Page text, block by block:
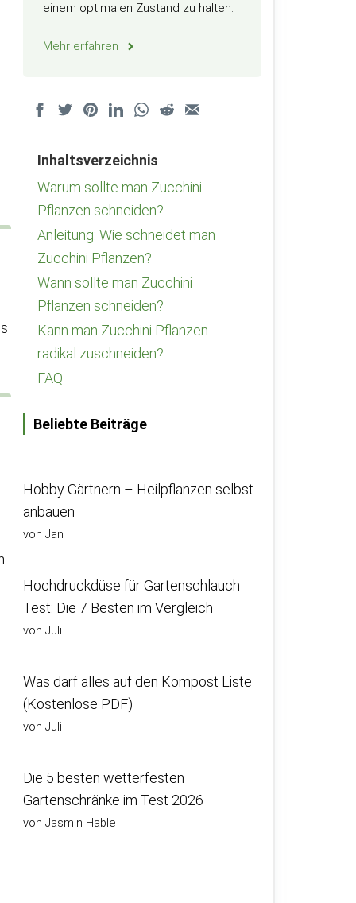
einem optimalen Zustand zu halten.
Mehr erfahren
Inhaltsverzeichnis
Warum sollte man Zucchini
Pflanzen schneiden?
Anleitung: Wie schneidet man
Zucchini Pflanzen?
Wann sollte man Zucchini
Pflanzen schneiden?
Kann man Zucchini Pflanzen
radikal zuschneiden?
FAQ
Beliebte Beiträge
Hobby Gärtnern – Heilpflanzen selbst
anbauen
von Jan
Hochdruckdüse für Gartenschlauch
Test: Die 7 Besten im Vergleich
von Juli
Was darf alles auf den Kompost Liste
(Kostenlose PDF)
von Juli
Die 5 besten wetterfesten
Gartenschränke im Test 2026
von Jasmin Hable